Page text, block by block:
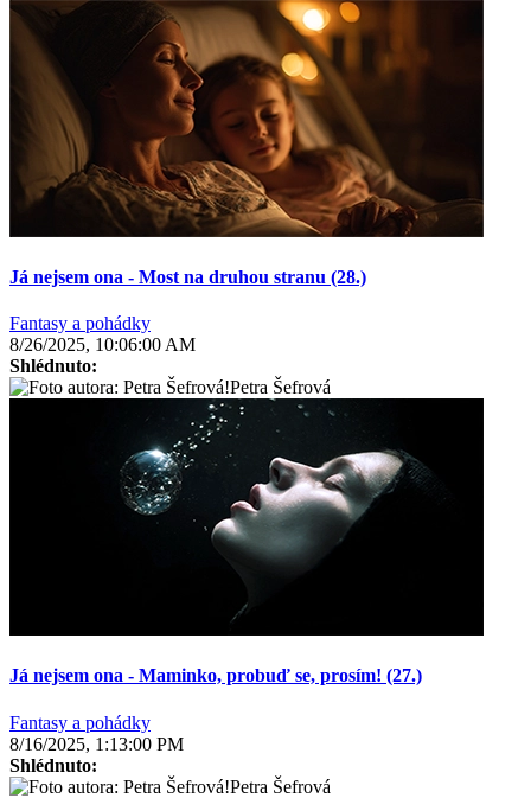
Já nejsem ona - Most na druhou stranu (28.)
Fantasy a pohádky
8/26/2025, 10:06:00 AM
Shlédnuto:
Petra Šefrová
Já nejsem ona - Maminko, probuď se, prosím! (27.)
Fantasy a pohádky
8/16/2025, 1:13:00 PM
Shlédnuto:
Petra Šefrová